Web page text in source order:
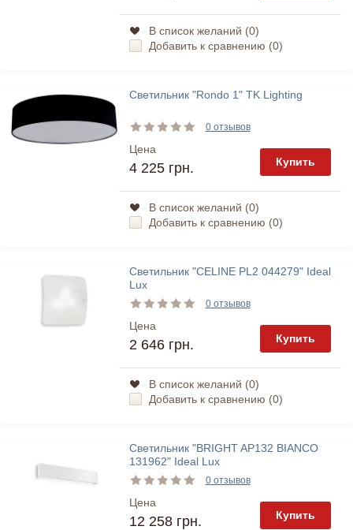
В список желаний (0)
Добавить к сравнению (0)
Светильник "Rondo 1" TK Lighting
0 отзывов
Цена
4 225 грн. Купить
В список желаний (0)
Добавить к сравнению (0)
Светильник "CELINE PL2 044279" Ideal
Lux
0 отзывов
Цена
2 646 грн. Купить
В список желаний (0)
Добавить к сравнению (0)
Светильник "BRIGHT AP132 BIANCO
131962" Ideal Lux
0 отзывов
Цена
12 258 грн. Купить